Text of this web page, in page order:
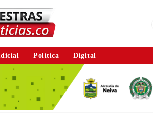
Política Digital